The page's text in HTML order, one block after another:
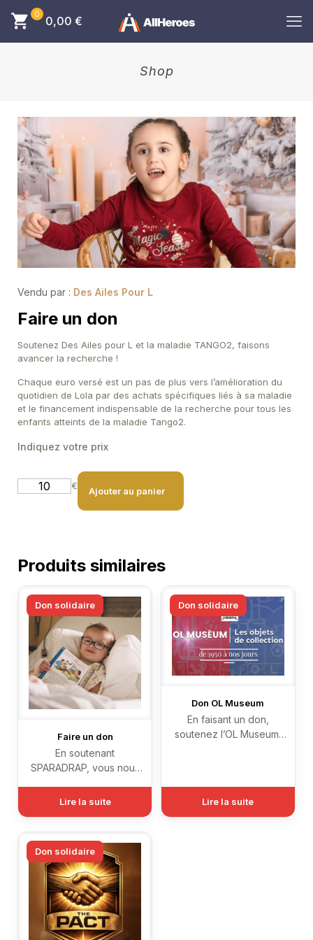
0 0,00 €
Shop
Vendu par : Des Ailes Pour L
Faire un don
Soutenez Des Ailes pour L et la maladie TANGO2, faisons
avancer la recherche !
Chaque euro versé est un pas de plus vers l’amélioration du
quotidien de Lola par des achats spécifiques liés à sa maladie
et le financement indispensable de la recherche pour tous les
enfants atteints de la maladie Tango2.
€ Ajouter au panier
A
l
a
tProduits similaires
Don solidaire
Faire un don
En soutenant
SPARADRAP, vous nous
conseiller et préparer les
médical, visite médicale
et hospitalisation[…]
Lire la suite
Don solidaire
Don OL Museum
En faisant un don,
soutenez l’OL Museum,
Lire la suite
Don solidaire